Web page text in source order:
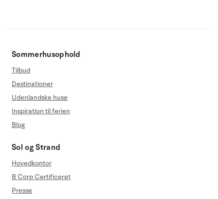
Sommerhusophold
Tilbud
Destinationer
Udenlandske huse
Inspiration til ferien
Blog
Sol og Strand
Hovedkontor
B Corp Certificeret
Presse